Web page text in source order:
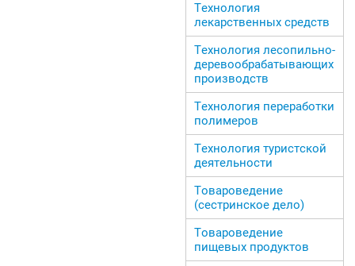
Технология
лекарственных средств
Технология лесопильно-
деревообрабатывающих
производств
Технология переработки
полимеров
Технология туристской
деятельности
Товароведение
(сестринское дело)
Товароведение
пищевых продуктов